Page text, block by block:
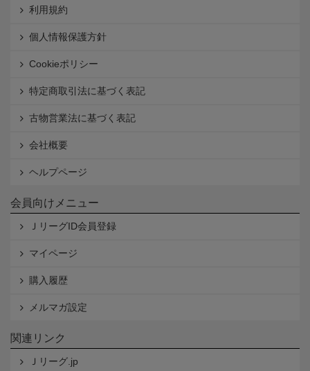
利用規約
個人情報保護方針
Cookieポリシー
特定商取引法に基づく表記
古物営業法に基づく表記
会社概要
ヘルプページ
会員向けメニュー
ＪリーグID会員登録
マイページ
購入履歴
メルマガ設定
関連リンク
Ｊリーグ.jp